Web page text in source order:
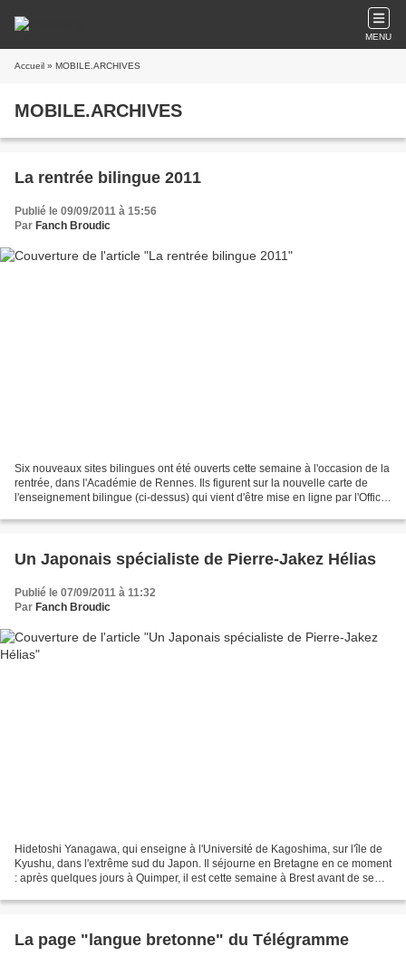
MENU
Accueil » MOBILE.ARCHIVES
MOBILE.ARCHIVES
La rentrée bilingue 2011
Publié le 09/09/2011 à 15:56
Par Fanch Broudic
Six nouveaux sites bilingues ont été ouverts cette semaine à l'occasion de la
rentrée, dans l'Académie de Rennes. Ils figurent sur la nouvelle carte de
l'enseignement bilingue (ci-dessus) qui vient d'être mise en ligne par l'Office
Un Japonais spécialiste de Pierre-Jakez Hélias
Publié le 07/09/2011 à 11:32
Par Fanch Broudic
Hidetoshi Yanagawa, qui enseigne à l'Université de Kagoshima, sur l'île de
Kyushu, dans l'extrême sud du Japon. Il séjourne en Bretagne en ce moment
: après quelques jours à Quimper, il est cette semaine à Brest avant de se
La page "langue bretonne" du Télégramme